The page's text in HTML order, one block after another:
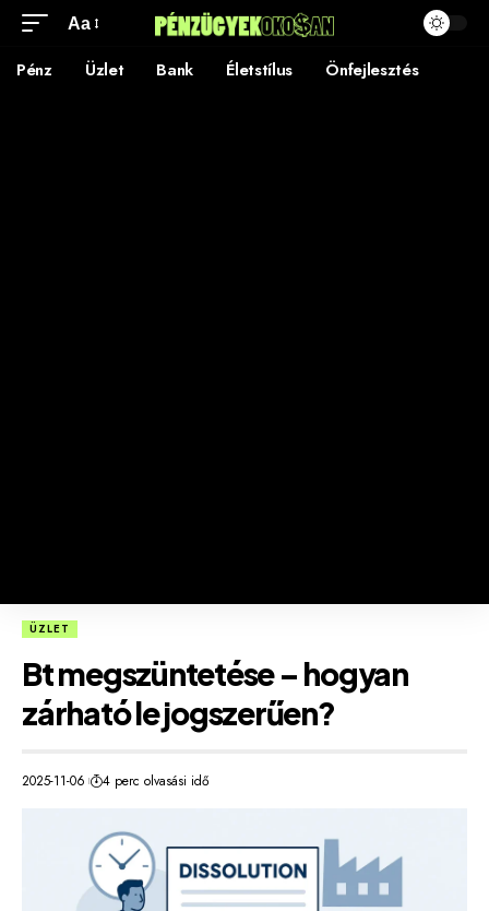
Aa
Pénz Üzlet Bank Életstílus Önfejlesztés
ÜZLET
Bt megszüntetése – hogyan
zárható le jogszerűen?
2025-11-06 4 perc olvasási idő